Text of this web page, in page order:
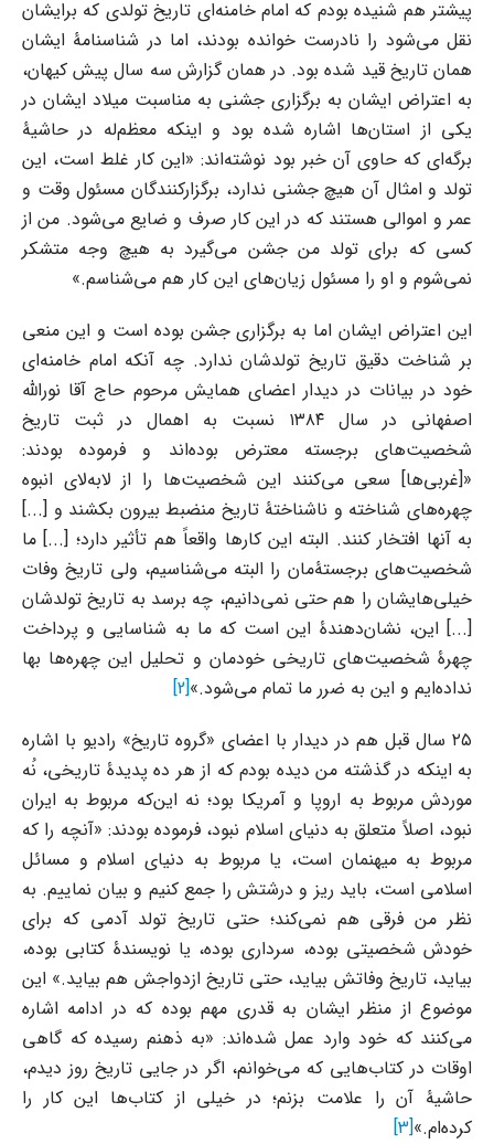
پیشتر هم شنیده بودم که امام خامنه‌ای تاریخ تولدی که برایشان
نقل می‌شود را نادرست خوانده بودند، اما در شناسنامۀ ایشان
همان تاریخ قید شده بود. در همان گزارش سه سال پیش کیهان،
به اعتراض ایشان به برگزاری جشنی به مناسبت میلاد ایشان در
یکی از استان‌ها اشاره شده بود و اینکه معظم‌له در حاشیۀ
برگه‌ای که حاوی آن خبر بود نوشته‌اند: «این کار غلط است، این
تولد و امثال آن هیچ جشنی ندارد، برگزارکنندگان مسئول وقت و
عمر و اموالی هستند که در این کار صرف و ضایع می‌شود. من از
کسی که برای تولد من جشن می‌گیرد به هیچ وجه متشکر
نمی‌شوم و او را مسئول زیان‌های این کار هم می‌شناسم.»
این اعتراض ایشان اما به برگزاری جشن بوده است و این منعی
بر شناخت دقیق تاریخ تولدشان ندارد. چه آنکه امام خامنه‌ای
خود در بیانات در دیدار اعضای همایش مرحوم حاج آقا نوراللَّه
اصفهانی در سال ۱۳۸۴ نسبت به اهمال در ثبت تاریخ
شخصیت‌های برجسته معترض بوده‌اند و فرموده بودند:
«[غربی‌ها] سعی می‌کنند این شخصیت‌ها را از لابه‌لای انبوه
چهره‌های شناخته و ناشناختۀ تاریخ منضبط بیرون بکشند و [...]
به آنها افتخار کنند. البته این کارها واقعاً هم تأثیر دارد؛ [...] ما
شخصیت‌های برجستۀ‌مان را البته می‌شناسیم، ولی تاریخ وفات
خیلی‌هایشان را هم حتی نمی‌دانیم، چه برسد به تاریخ تولدشان
[...] این، نشان‌دهندۀ این است که ما به شناسایی و پرداخت
چهرۀ شخصیت‌های تاریخی خودمان و تحلیل این چهره‌ها بها
نداده‌ایم و این به ضرر ما تمام می‌شود.»[2]
۲۵ سال قبل هم در دیدار با اعضای «گروه تاریخ» رادیو با اشاره
به اینکه در گذشته من دیده بودم که از هر ده پدیدۀ تاریخی، نُه
موردش مربوط به اروپا و آمریکا بود؛ نه این‌که مربوط به ایران
نبود، اصلاً متعلق به دنیای اسلام نبود، فرموده بودند: «آنچه را که
مربوط به میهنمان است، یا مربوط به دنیای اسلام و مسائل
اسلامی است، باید ریز و درشتش را جمع کنیم و بیان نماییم. به
نظر من فرقی هم نمی‌کند؛ حتی تاریخ تولد آدمی که برای
خودش شخصیتی بوده، سرداری بوده، یا نویسندۀ کتابی بوده،
بیاید، تاریخ وفاتش بیاید، حتی تاریخ ازدواجش هم بیاید.» این
موضوع از منظر ایشان به قدری مهم بوده که در ادامه اشاره
می‌کنند که خود وارد عمل شده‌اند: «به ذهنم رسیده که گاهی
اوقات در کتاب‌هایی که می‌خوانم، اگر در جایی تاریخ روز دیدم،
حاشیۀ آن را علامت بزنم؛ در خیلی از کتاب‌ها این کار را
کرده‌ام.»[3]